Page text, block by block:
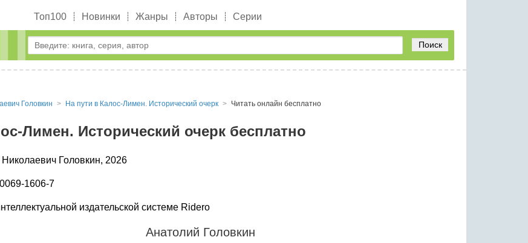
Топ100 Новинки Жанры Авторы Серии
Поиск
Головкин На пути в Калос-Лимен. Исторический очерк Читать онлайн бесплатно
Лимен. Исторический очерк бесплатно
Головкин, 2026
1606-7
издательской системе Ridero
Анатолий Головкин